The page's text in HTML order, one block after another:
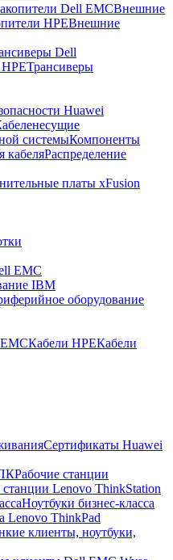
Dell EMCВнешние
HPEВнешние
Dell
Трансиверы
Huawei
системыКомпоненты
кабеляРаспределение
платы xFusion
EMC
IBM
оборудование
Кабели HPEКабели
Сертификаты Huawei
Рабочие станции
станции Lenovo ThinkStation
Ноутбуки бизнес-класса
Lenovo ThinkPad
клиенты, ноутбуки,